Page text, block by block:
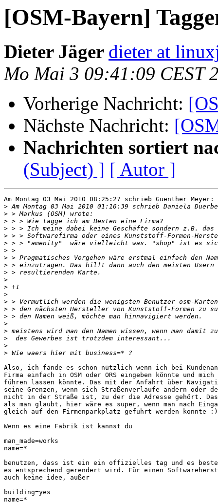
[OSM-Bayern]
Dieter Jäger dieter at
Mo Mai 3 09:41:09 CEST
Vorherige Nachricht:
Nächste Nachricht:
Nachrichten sortiert
(Subject) ] [ Autor ]
Am Montag 03 Mai 2010 08:25:27 schrieb Guenther Meyer:
>
>
>
>
>
>
>
>
>
>
>
>
>
>
>
>
>
>
>
>
>
Also, ich fände es schon nützlich wenn ich bei
Firma einfach in OSM oder ORS eingeben könnte und
führen lassen könnte. Das mit der Anfahrt über
seine Grenzen, wenn sich Straßenverläufe ändern oder
nicht in der Straße ist, zu der die Adresse gehört.
als man glaubt, hier wäre es super, wenn man nach
gleich auf den Firmenparkplatz geführt werden könnte :)
Wenn es eine Fabrik ist kannst du
man_made=works
name=*
benutzen, dass ist ein ein offizielles tag und es
es entsprechend gerendert wird. Für einen
auch keine idee, außer
building=yes
name=*